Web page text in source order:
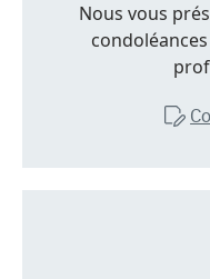
Nous vous